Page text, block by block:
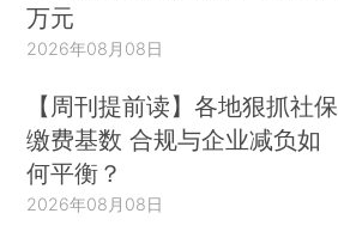
万元
2026年08月08日
【周刊提前读】各地狠抓社保
缴费基数 合规与企业减负如
何平衡？
2026年08月08日